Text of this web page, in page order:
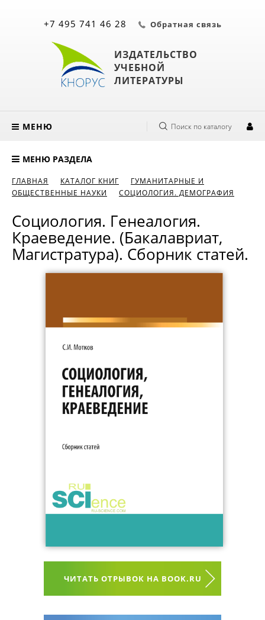
ИЗДАТЕЛЬСТВО
УЧЕБНОЙ
ЛИТЕРАТУРЫ
+7 495 741 46 28 Обратная связь
МЕНЮ Поиск по каталогу
МЕНЮ РАЗДЕЛА
ГЛАВНАЯ КАТАЛОГ КНИГ
ГУМАНИТАРНЫЕ И
ОБЩЕСТВЕННЫЕ НАУКИ
СОЦИОЛОГИЯ. ДЕМОГРАФИЯ
Социология. Генеалогия.
Краеведение. (Бакалавриат,
Магистратура). Сборник статей.
ЧИТАТЬ ОТРЫВОК НА BOOK.RU